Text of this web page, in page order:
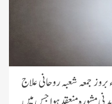
اسلامی کے تحت 6 جنوری 2023ء بروز جمعہ شعبہ روحانی علاج